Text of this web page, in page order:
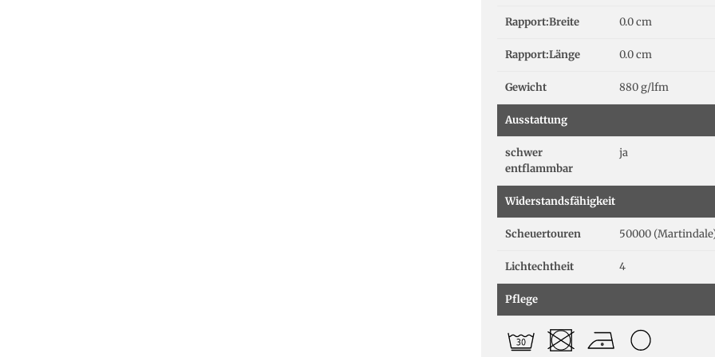
Rapport:Breite 0.0 cm
Rapport:Länge 0.0 cm
Gewicht 880 g/lfm
Ausstattung
schwer
entflammbar
ja
Widerstandsfähigkeit
Scheuertouren 50000
Lichtechtheit 4
Pflege